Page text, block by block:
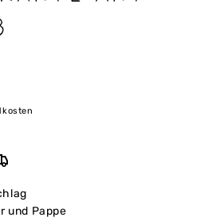
und Pappe